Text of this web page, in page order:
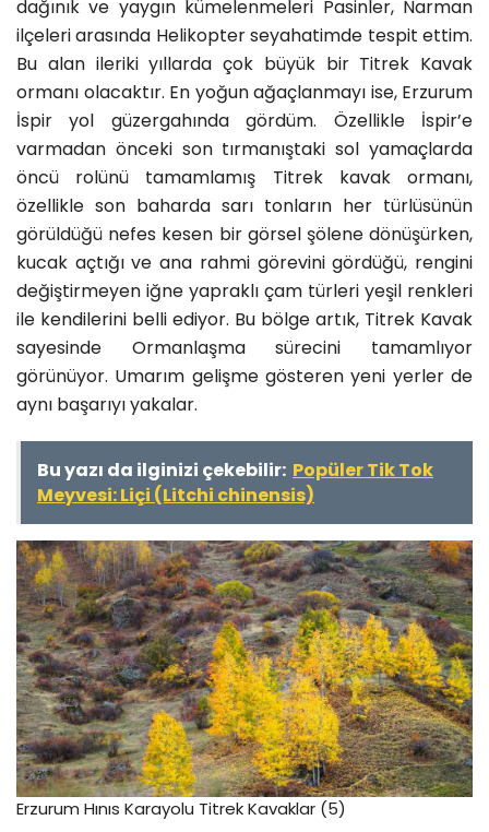
dağınık ve yaygın kümelenmeleri Pasinler, Narman
ilçeleri arasında Helikopter seyahatimde tespit ettim.
Bu alan ileriki yıllarda çok büyük bir Titrek Kavak
ormanı olacaktır. En yoğun ağaçlanmayı ise, Erzurum
İspir yol güzergahında gördüm. Özellikle İspir’e
varmadan önceki son tırmanıştaki sol yamaçlarda
öncü rolünü tamamlamış Titrek kavak ormanı,
özellikle son baharda sarı tonların her türlüsünün
görüldüğü nefes kesen bir görsel şölene dönüşürken,
kucak açtığı ve ana rahmi görevini gördüğü, rengini
değiştirmeyen iğne yapraklı çam türleri yeşil renkleri
ile kendilerini belli ediyor. Bu bölge artık, Titrek Kavak
sayesinde Ormanlaşma sürecini tamamlıyor
görünüyor. Umarım gelişme gösteren yeni yerler de
aynı başarıyı yakalar.
Bu yazı da ilginizi çekebilir: Popüler Tik Tok
Meyvesi: Liçi (Litchi chinensis)
Erzurum Hınıs Karayolu Titrek Kavaklar (5)